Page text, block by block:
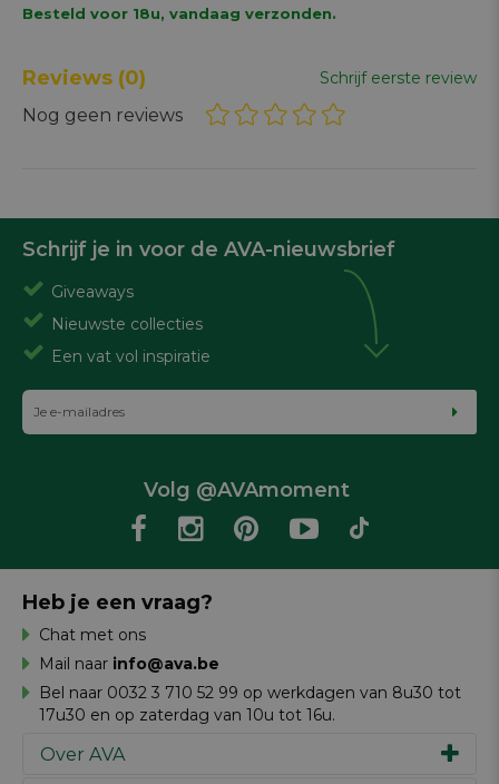
Besteld voor 18u, vandaag verzonden.
Reviews (0) Schrijf eerste review
Nog geen reviews
Schrijf je in voor de AVA-nieuwsbrief
Giveaways
Nieuwste collecties
Een vat vol inspiratie
Volg @AVAmoment
Over AVA
Heb je een vraag?
Chat met ons
Mail naar info@ava.be
Bel naar 0032 3 710 52 99 op werkdagen van 8u30 tot
17u30 en op zaterdag van 10u tot 16u.